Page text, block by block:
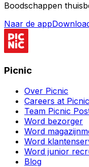
Boodschappen
Naar de app
Picnic
Over Picnic
Careers at Picnic
Team Picnic
Word bezorger
Word
Word
Word junior
Blog